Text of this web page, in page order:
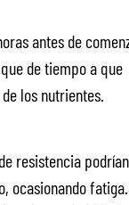
antes de
de tiempo a que
los nutrientes.
resistencia podrían
ocasionando fatiga.